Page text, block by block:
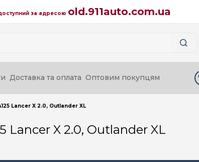
за адресою old.911auto.com.ua
Доставка та оплата Оптовим покупцям
Lancer X 2.0, Outlander XL
Lancer X 2.0, Outlander XL